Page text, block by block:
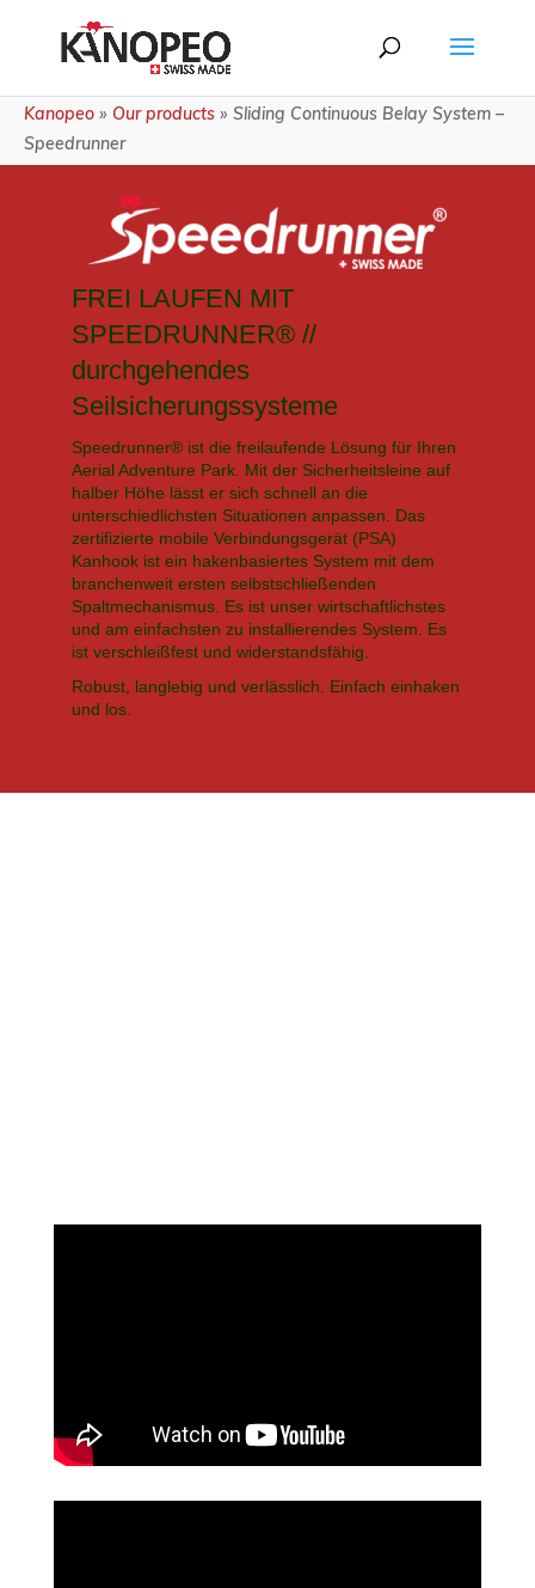
Kanopeo » Our products » Sliding Continuous Belay System –
Speedrunner
FREI LAUFEN MIT
SPEEDRUNNER® //
durchgehendes
Seilsicherungssysteme
Speedrunner® ist die freilaufende Lösung für Ihren
Aerial Adventure Park. Mit der Sicherheitsleine auf
halber Höhe lässt er sich schnell an die
unterschiedlichsten Situationen anpassen. Das
zertifizierte mobile Verbindungsgerät (PSA)
Kanhook ist ein hakenbasiertes System mit dem
branchenweit ersten selbstschließenden
Spaltmechanismus. Es ist unser wirtschaftlichstes
und am einfachsten zu installierendes System. Es
ist verschleißfest und widerstandsfähig.
Robust, langlebig und verlässlich. Einfach einhaken
und los.